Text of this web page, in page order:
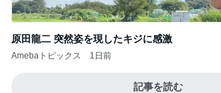
記事を読む
Amebaトピックス 1日前